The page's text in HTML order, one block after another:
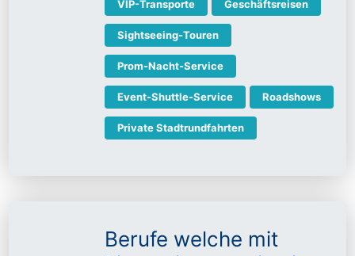
VIP-Transporte Geschäftsreisen
Sightseeing-Touren
Prom-Nacht-Service
Event-Shuttle-Service Roadshows
Private Stadtrundfahrten
Berufe welche mit